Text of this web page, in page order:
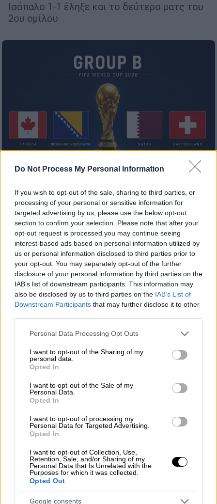
Do Not Process My Personal Information
If you wish to opt-out of the sale, sharing to third parties, or
processing of your personal or sensitive information for
targeted advertising by us, please use the below opt-out
section to confirm your selection. Please note that after your
opt-out request is processed you may continue seeing
interest-based ads based on personal information utilized by
us or personal information disclosed to third parties prior to
your opt-out. You may separately opt-out of the further
disclosure of your personal information by third parties on the
IAB’s list of downstream participants. This information may
also be disclosed by us to third parties on the IAB’s List of
Downstream Participants that may further disclose it to other
Please note that this website/app uses one or more Google
not limited to your visit or usage behaviour. You may click to
grant or deny consent to Google and its third-party tags to
use your data for below specified purposes in below Google
consent section.
Personal Data Processing Opt Outs
I want to opt-out of the Sharing of my
personal data.
Opted In
I want to opt-out of the Sale of my
Personal Data.
Opted In
I want to opt-out of processing my
Personal Data for Targeted Advertising.
Opted In
I want to opt-out of Collection, Use,
Retention, Sale, and/or Sharing of my
Personal Data that Is Unrelated with the
Purposes for which it was collected.
Opted Out
Google consents
Ισόπαλο 1-1 έληξε και το δεύτερο ματς του
2ου ομίλου
Αθλητισμός|04.06.2026 17:00
Αφιέρωμα Μουντιάλ 2026: 2ος Όμιλος -
Καναδάς, Βοσνία, Κατάρ, Ελβετία
Το προφίλ των τεσσάρων ομάδων του 2ου
ομίλου
Αθλητισμός|06.07.2024 21:52
πέναλτι και πέρασε στα ημιτελικά του
Euro 2024
H Aγγλία επικράτησε της Ελβετίας στα
πέναλτι και πήρε το εισιτήριο για τα